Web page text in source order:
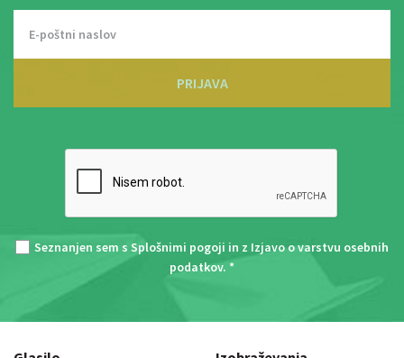
PRIJAVA
Seznanjen sem s Splošnimi pogoji in z Izjavo o varstvu osebnih
podatkov. *